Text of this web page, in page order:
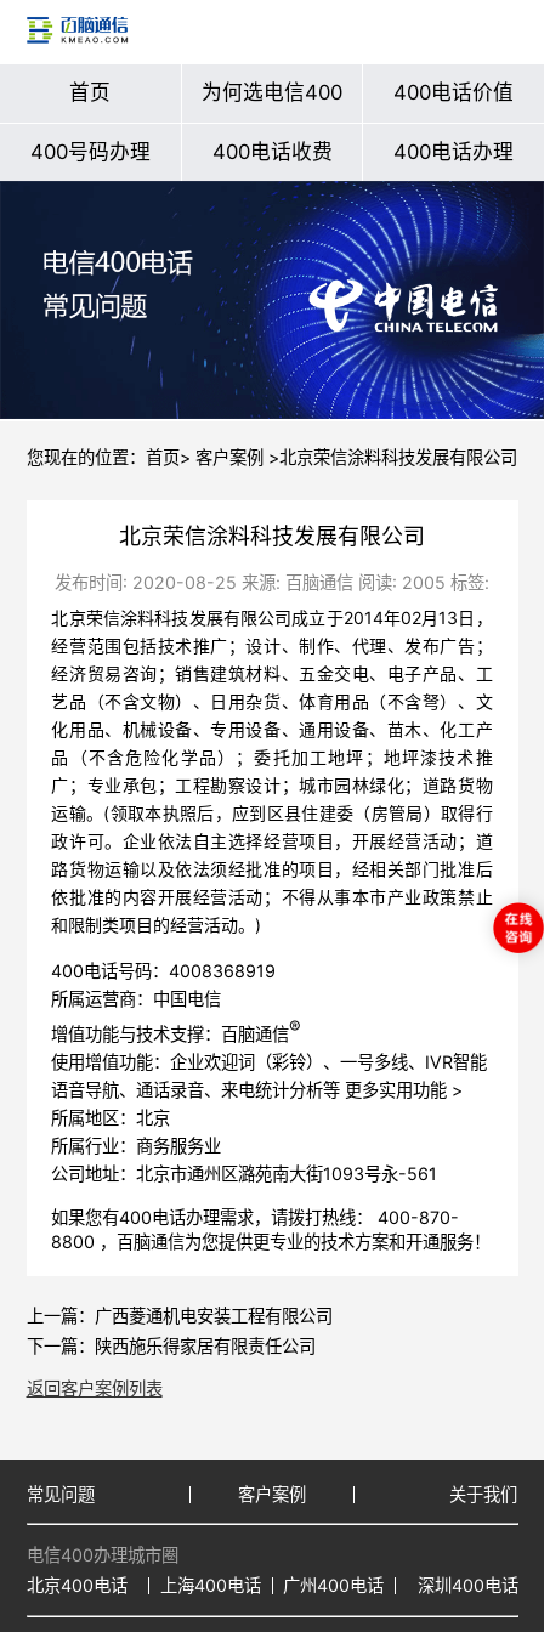
首页 为何选电信400 400电话价值
400号码办理 400电话收费 400电话办理
您现在的位置： 首页> 客户案例 >北京荣信涂料科技发展有限公司
北京荣信涂料科技发展有限公司
发布时间: 2020-08-25 来源: 百脑通信 阅读: 2005 标签:
北京荣信涂料科技发展有限公司成立于2014年02月13日，
经营范围包括技术推广；设计、制作、代理、发布广告；
经济贸易咨询；销售建筑材料、五金交电、电子产品、工
艺品（不含文物）、日用杂货、体育用品（不含弩）、文
化用品、机械设备、专用设备、通用设备、苗木、化工产
品（不含危险化学品）；委托加工地坪；地坪漆技术推
广；专业承包；工程勘察设计；城市园林绿化；道路货物
运输。(领取本执照后，应到区县住建委（房管局）取得行
政许可。企业依法自主选择经营项目，开展经营活动；道
路货物运输以及依法须经批准的项目，经相关部门批准后
依批准的内容开展经营活动；不得从事本市产业政策禁止
和限制类项目的经营活动。)
400电话号码：4008368919
所属运营商：中国电信
增值功能与技术支撑：百脑通信®
使用增值功能：企业欢迎词（彩铃）、一号多线、IVR智能
语音导航、通话录音、来电统计分析等 更多实用功能 >
所属地区：北京
所属行业：商务服务业
公司地址：北京市通州区潞苑南大街1093号永-561
如果您有400电话办理需求，请拨打热线： 400-870-
8800 ， 百脑通信为您提供更专业的技术方案和开通服务！
上一篇： 广西菱通机电安装工程有限公司
下一篇：
陕西施乐得家居有限责任公司
返回客户案例列表
常见问题 客户案例 关于我们
电信400办理城市圈
北京400电话
上海400电话 广州400电话 深圳400电话